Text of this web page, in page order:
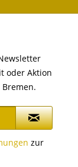
oder Aktion
zur